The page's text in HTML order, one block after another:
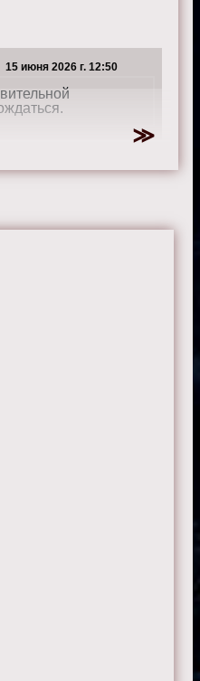
15 июня 2026 г. 12:50
на грани.
Смотрится на